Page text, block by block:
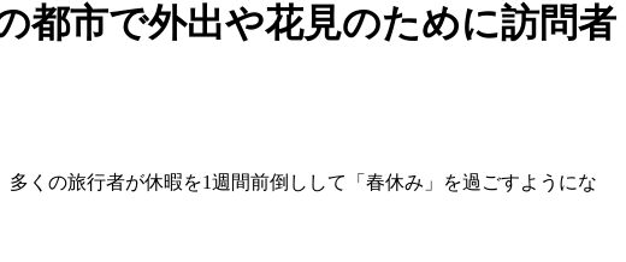
都市で外出や花見のために訪問者
くの旅行者が休暇を1週間前倒しして「春休み」を過ごすようにな